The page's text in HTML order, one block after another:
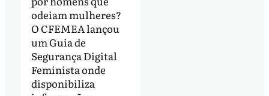
odeiam mulheres?
O CFEMEA lançou
um Guia de
Segurança Digital
Feminista onde
disponibiliza